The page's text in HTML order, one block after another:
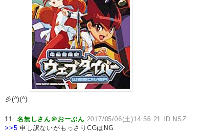
彡(^)(^)
11:名無しさん＠おーぷん 2017/05/06(土)14:56:21 ID:NSZ
>>5 申し訳ないがもっさりCGはNG